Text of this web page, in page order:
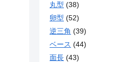
丸型 (38)
卵型 (52)
逆三角 (39)
ベース (44)
面長 (43)